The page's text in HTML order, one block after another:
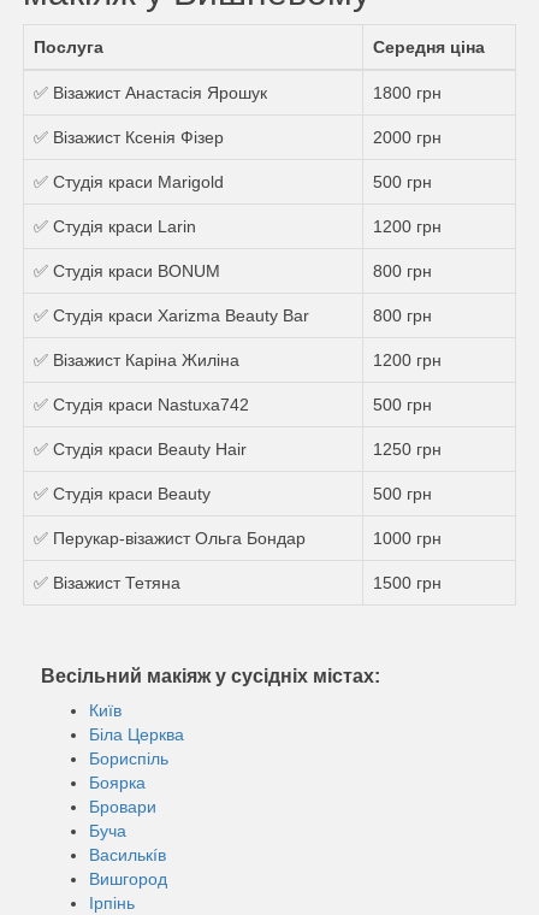
Послуга Середня ціна
✅ Візажист Анастасія Ярошук 1800 грн
✅ Візажист Ксенія Фізер 2000 грн
✅ Студія краси Marigold 500 грн
✅ Студія краси Larin 1200 грн
✅ Студія краси BONUM 800 грн
✅ Студія краси Xarizma Beauty Bar 800 грн
✅ Візажист Каріна Жиліна 1200 грн
✅ Студія краси Nastuxa742 500 грн
✅ Студія краси Beauty Hair 1250 грн
✅ Студія краси Beauty 500 грн
✅ Перукар-візажист Ольга Бондар 1000 грн
✅ Візажист Тетяна 1500 грн
Весільний макіяж у сусідніх містах:
Київ
Біла Церква
Бориспіль
Боярка
Бровари
Буча
Василькíв
Вишгород
Ірпінь